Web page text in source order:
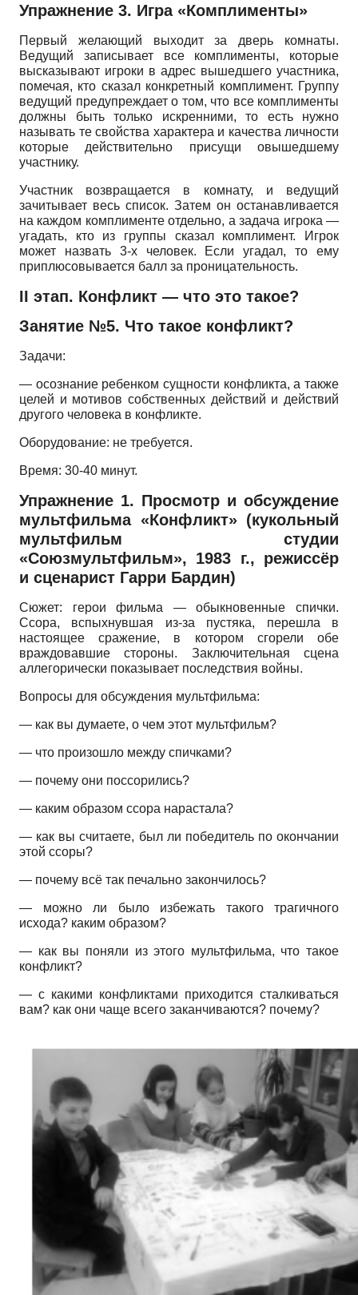
Упражнение 3. Игра «Комплименты»
Первый желающий выходит за дверь комнаты.
Ведущий записывает все комплименты, которые
высказывают игроки в адрес вышедшего участника,
помечая, кто сказал конкретный комплимент. Группу
ведущий предупреждает о том, что все комплименты
должны быть только искренними, то есть нужно
называть те свойства характера и качества личности
которые действительно присущи овышедшему
участнику.
Участник возвращается в комнату, и ведущий
зачитывает весь список. Затем он останавливается
на каждом комплименте отдельно, а задача игрока —
угадать, кто из группы сказал комплимент. Игрок
может назвать 3-х человек. Если угадал, то ему
приплюсовывается балл за проницательность.
II этап. Конфликт — что это такое?
Занятие №5. Что такое конфликт?
Задачи:
— осознание ребенком сущности конфликта, а также
целей и мотивов собственных действий и действий
другого человека в конфликте.
Оборудование: не требуется.
Время: 30-40 минут.
Упражнение 1. Просмотр и обсуждение
мультфильма «Конфликт» (кукольный
мультфильм студии
«Союзмультфильм», 1983 г., режиссёр
и сценарист Гарри Бардин)
Сюжет: герои фильма — обыкновенные спички.
Ссора, вспыхнувшая из-за пустяка, перешла в
настоящее сражение, в котором сгорели обе
враждовавшие стороны. Заключительная сцена
аллегорически показывает последствия войны.
Вопросы для обсуждения мультфильма:
— как вы думаете, о чем этот мультфильм?
— что произошло между спичками?
— почему они поссорились?
— каким образом ссора нарастала?
— как вы считаете, был ли победитель по окончании
этой ссоры?
— почему всё так печально закончилось?
— можно ли было избежать такого трагичного
исхода? каким образом?
— как вы поняли из этого мультфильма, что такое
конфликт?
— с какими конфликтами приходится сталкиваться
вам? как они чаще всего заканчиваются? почему?